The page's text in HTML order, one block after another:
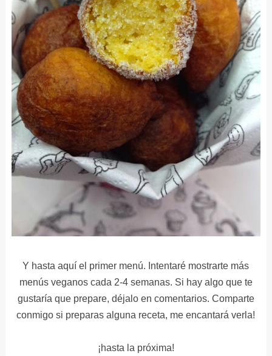
Y hasta aquí el primer menú. Intentaré mostrarte más
menús veganos cada 2-4 semanas. Si hay algo que te
gustaría que prepare, déjalo en comentarios. Comparte
conmigo si preparas alguna receta, me encantará verla!
¡hasta la próxima!